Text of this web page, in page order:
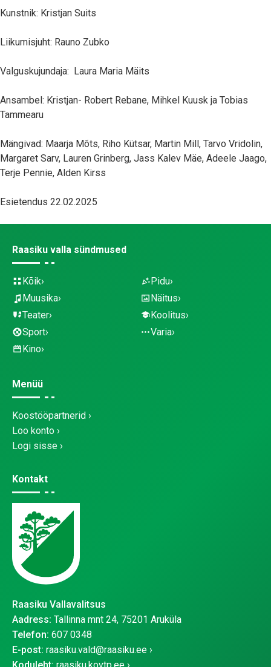
Kunstnik: Kristjan Suits
Liikumisjuht: Rauno Zubko
Valguskujundaja: Laura Maria Mäits
Ansambel: Kristjan- Robert Rebane, Mihkel Kuusk ja Tobias
Tammearu
Mängivad: Maarja Mõts, Riho Kütsar, Martin Mill, Tarvo Vridolin,
Margaret Sarv, Lauren Grinberg, Jass Kalev Mäe, Adeele Jaago,
Terje Pennie, Alden Kirss
Esietendus 22.02.2025
Raasiku valla sündmused
Kõik
Muusika
Teater
Sport
Kino
Pidu
Näitus
Koolitus
Varia
Menüü
Koostööpartnerid
Loo konto
Logi sisse
Kontakt
Raasiku Vallavalitsus
Aadress: Tallinna mnt 24, 75201 Aruküla
Telefon: 607 0348
E-post: raasiku.vald@raasiku.ee